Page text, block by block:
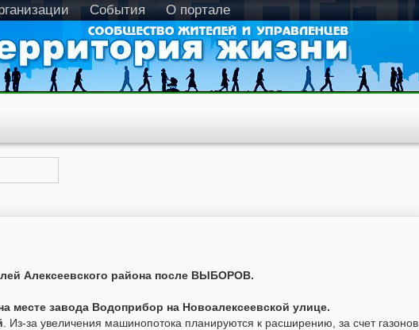
События О портале
Алексеевского района после ВЫБОРОВ.
месте завода Водоприбор на Новоалексеевской улице.
. Из-за увеличения машинопотока планируются к расширению, за счет газонов